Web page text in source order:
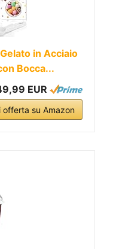
in Acciaio
Bocca...
EUR
offerta su Amazon